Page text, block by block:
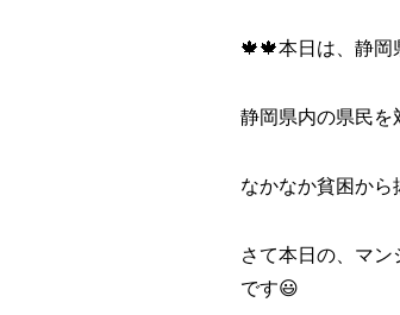
🍁🍁本日は、静
静岡県内の県民
なかなか貧困か
さて本日の、マ
です😃